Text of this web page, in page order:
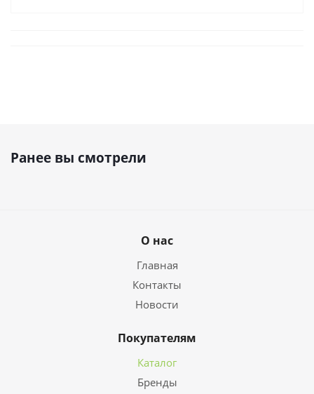
Ранее вы смотрели
О нас
Главная
Контакты
Новости
Покупателям
Каталог
Бренды